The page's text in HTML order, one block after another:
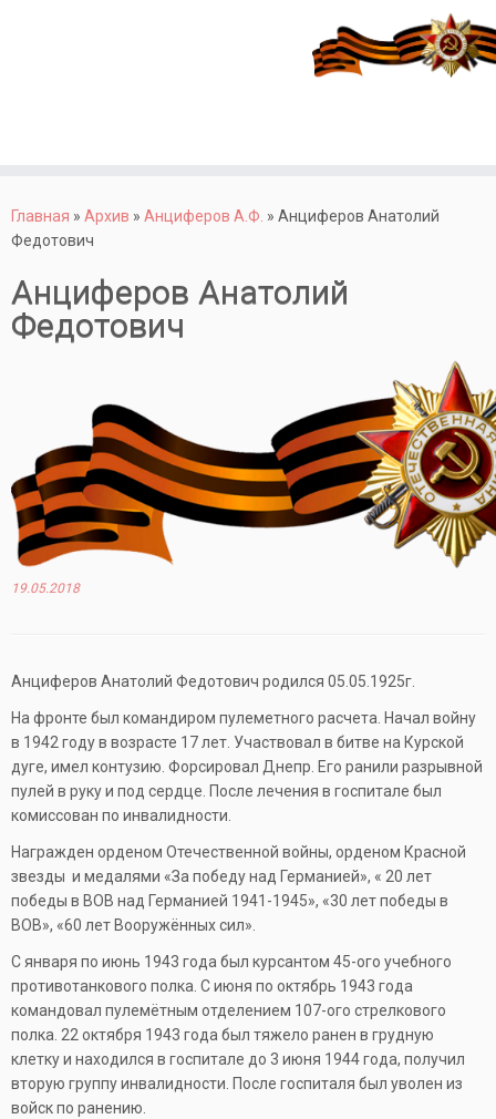
содержимому
Главная » Архив » Анциферов А.Ф. » Анциферов Анатолий
Федотович
Анциферов Анатолий
Федотович
19.05.2018
Анциферов Анатолий Федотович родился 05.05.1925г.
На фронте был командиром пулеметного расчета. Начал войну
в 1942 году в возрасте 17 лет. Участвовал в битве на Курской
дуге, имел контузию. Форсировал Днепр. Его ранили разрывной
пулей в руку и под сердце. После лечения в госпитале был
комиссован по инвалидности.
Награжден орденом Отечественной войны, орденом Красной
звезды и медалями «За победу над Германией», « 20 лет
победы в ВОВ над Германией 1941-1945», «30 лет победы в
ВОВ», «60 лет Вооружённых сил».
С января по июнь 1943 года был курсантом 45-ого учебного
противотанкового полка. С июня по октябрь 1943 года
командовал пулемётным отделением 107-ого стрелкового
полка. 22 октября 1943 года был тяжело ранен в грудную
клетку и находился в госпитале до 3 июня 1944 года, получил
вторую группу инвалидности. После госпиталя был уволен из
войск по ранению.